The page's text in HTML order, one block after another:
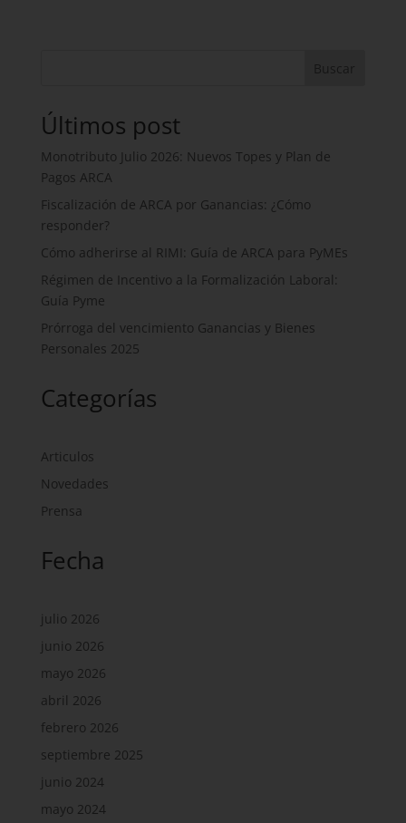
Buscar
Últimos post
Monotributo Julio 2026: Nuevos Topes y Plan de
Pagos ARCA
Fiscalización de ARCA por Ganancias: ¿Cómo
responder?
Cómo adherirse al RIMI: Guía de ARCA para PyMEs
Régimen de Incentivo a la Formalización Laboral:
Guía Pyme
Prórroga del vencimiento Ganancias y Bienes
Personales 2025
Categorías
Articulos
Novedades
Prensa
Fecha
julio 2026
junio 2026
mayo 2026
abril 2026
febrero 2026
septiembre 2025
junio 2024
mayo 2024